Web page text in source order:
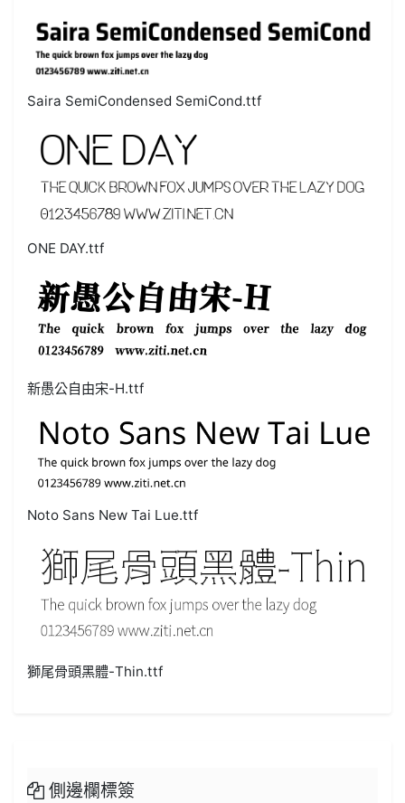
Saira SemiCondensed SemiCond.ttf
ONE DAY.ttf
新愚公自由宋-H.ttf
Noto Sans New Tai Lue.ttf
獅尾骨頭黑體-Thin.ttf
側邊欄標簽